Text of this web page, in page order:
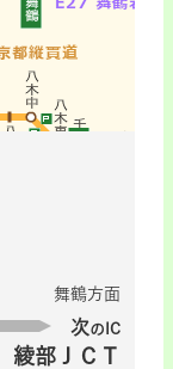
舞鶴方面
次のIC
綾部ＪＣＴ